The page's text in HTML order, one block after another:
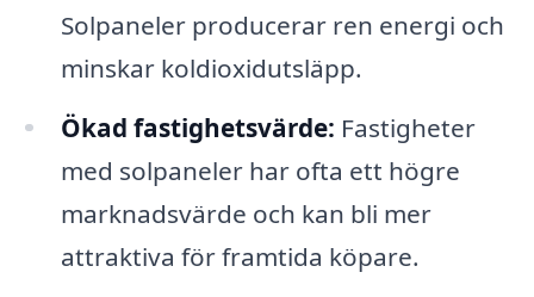
Solpaneler producerar ren energi och
minskar koldioxidutsläpp.
Ökad fastighetsvärde: Fastigheter
med solpaneler har ofta ett högre
marknadsvärde och kan bli mer
attraktiva för framtida köpare.